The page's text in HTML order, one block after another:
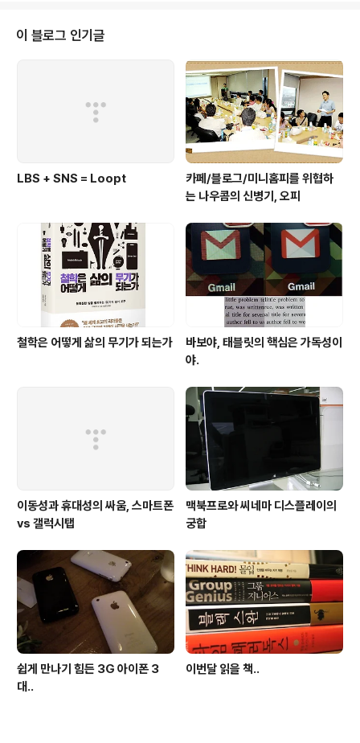
하겠죠. 사양은 이렇습니다. * 메인보드 : 아수스 P5B-E
(P965) * CPU : 누보 NA3-775P 무소음쿨러 + 인텔
코어2 듀오 콘로 E6400 2.13GHz * RAM : 디지웍스 D
DR2 1GB SDRAM (PC2-6400/DDR2 800) X 4개 *
그래픽카드 : 앱솔루트 XFX 지포스 7600GT..
이 블로그 인기글
LBS + SNS = Loopt
카페/블로그/미니홈피를 위협하
는 나우콤의 신병기, 오피
철학은 어떻게 삶의 무기가 되는가
바보야, 태블릿의 핵심은 가독성이
야.
이동성과 휴대성의 싸움, 스마트폰
vs 갤럭시탭
맥북프로와 씨네마 디스플레이의
궁합
쉽게 만나기 힘든 3G 아이폰 3
대..
이번달 읽을 책..